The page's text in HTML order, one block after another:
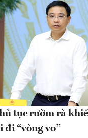
tục rườm rà
đi “vòng vo”